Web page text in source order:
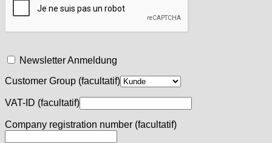
Newsletter Anmeldung
Customer Group (facultatif)
VAT-ID (facultatif)
Company registration number (facultatif)